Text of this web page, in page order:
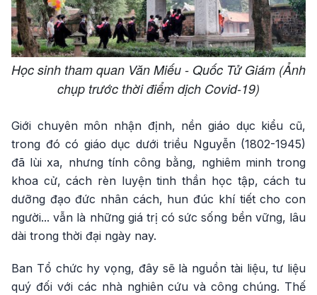
Học sinh tham quan Văn Miếu - Quốc Tử Giám (Ảnh
chụp trước thời điểm dịch Covid-19)
Giới chuyên môn nhận định, nền giáo dục kiểu cũ,
trong đó có giáo dục dưới triều Nguyễn (1802-1945)
đã lùi xa, nhưng tính công bằng, nghiêm minh trong
khoa cử, cách rèn luyện tinh thần học tập, cách tu
dưỡng đạo đức nhân cách, hun đúc khí tiết cho con
người... vẫn là những giá trị có sức sống bền vững, lâu
dài trong thời đại ngày nay.
Ban Tổ chức hy vọng, đây sẽ là nguồn tài liệu, tư liệu
quý đối với các nhà nghiên cứu và công chúng. Thế